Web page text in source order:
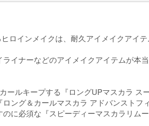
ロインメイクは、耐久アイメイクアイ
イナーなどのアイメイクアイテムが本
ールキープする『ロングUPマスカラ ス
ング＆カールマスカラ アドバンストフィ
に必須な『スピーディーマスカラリムー